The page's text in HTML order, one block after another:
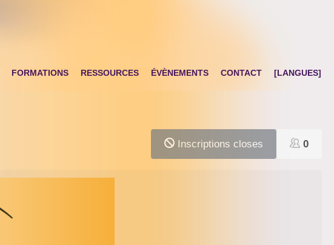
FORMATIONS RESSOURCES ÉVÈNEMENTS CONTACT [LANGUES]
Inscriptions closes 0